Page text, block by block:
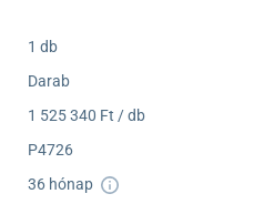
1 db
Darab
1 525 340 Ft / db
P4726
36 hónap